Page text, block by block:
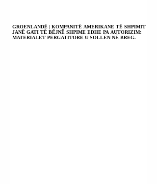
GROENLANDË | KOMPANITË AMERIKANE TË SHPIMIT
JANË GATI TË BËJNË SHPIME EDHE PA AUTORIZIM;
MATERIALET PËRGATITORE U SOLLËN NË BREG.